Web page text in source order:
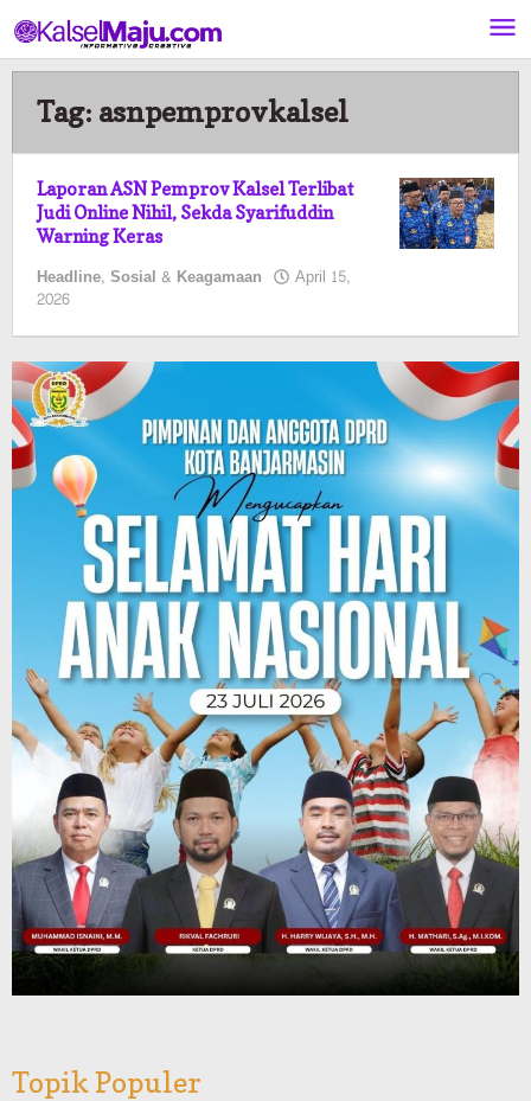
ke
konten
Tag: asnpemprovkalsel
Laporan ASN Pemprov Kalsel Terlibat
Judi Online Nihil, Sekda Syarifuddin
Warning Keras
Headline, Sosial & Keagamaan April 15,
2026
Pimred
Topik Populer